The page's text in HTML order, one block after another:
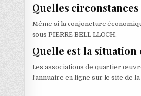
Quelles
Même si la conjoncture
sous PIERRE BELL LLOCH.
Quelle est la situation
Les associations de quartier
l’annuaire en ligne sur le site de